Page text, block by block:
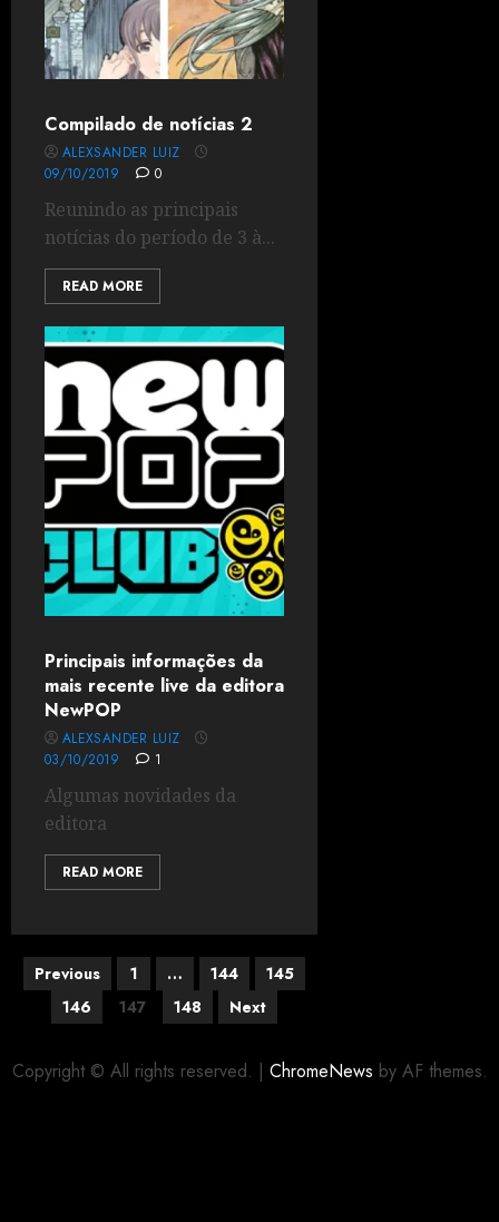
Compilado de notícias 2
ALEXSANDER LUIZ
09/10/2019
0
Reunindo as principais
notícias do período de 3 à...
READ MORE
Principais informações da
mais recente live da editora
NewPOP
ALEXSANDER LUIZ
03/10/2019
1
Algumas novidades da
editora
READ MORE
Previous 1 … 144
145
146
147 148 Next
Copyright © All rights reserved. | ChromeNews by AF themes.